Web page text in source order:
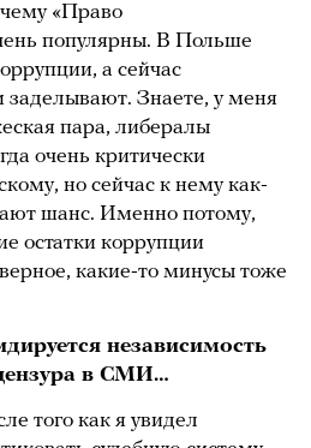
«Право
популярны. В Польше
а сейчас
Знаете, у меня
пара, либералы
очень критически
но сейчас к нему как-
шанс. Именно потому,
остатки коррупции
какие-то минусы тоже
независимость
в СМИ…
того как я увидел